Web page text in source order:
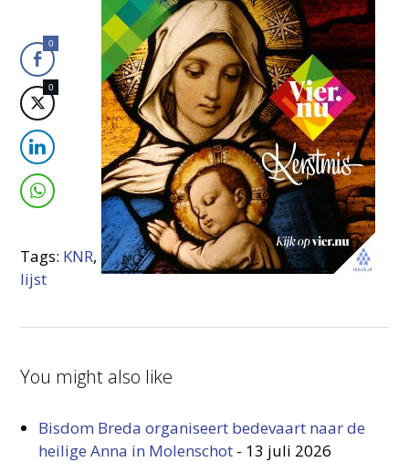
0
0
Tags: KNR,
lijst
You might also like
Bisdom Breda organiseert bedevaart naar de
heilige Anna in Molenschot - 13 juli 2026